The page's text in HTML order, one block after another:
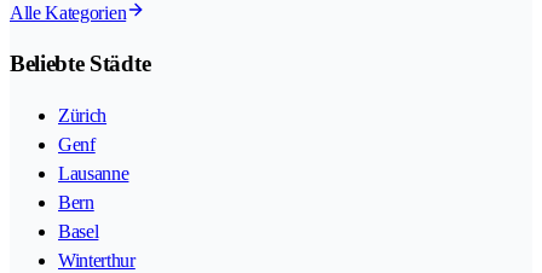
Alle Kategorien
Beliebte Städte
Zürich
Genf
Lausanne
Bern
Basel
Winterthur